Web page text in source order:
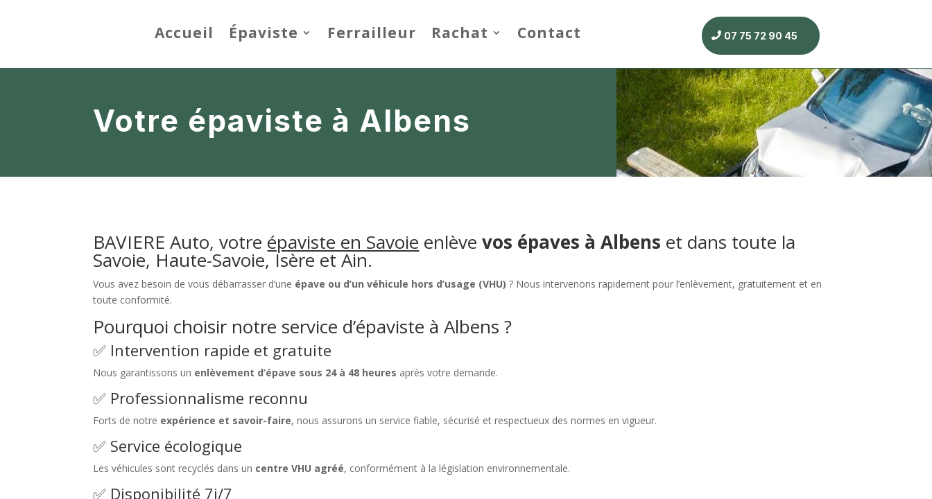
Accueil Épaviste Ferrailleur Rachat Contact 07 75 72 90 45
Votre épaviste à Albens
BAVIERE Auto, votre épaviste en Savoie enlèvevos épaves à Albens et dans toute la
Savoie, Haute-Savoie, Isère et Ain.
Vous avez besoin de vous débarrasser d’une épave ou d’un véhicule hors d’usage (VHU) ? Nous intervenons rapidement pour l’enlèvement, gratuitement et en
toute conformité.
Pourquoi choisir notre service d’épaviste à Albens ?
✅ Intervention rapide et gratuite
Nous garantissons un enlèvement d’épave sous 24 à 48 heures après votre demande.
✅ Professionnalisme reconnu
Forts de notre expérience et savoir-faire, nous assurons un service fiable, sécurisé et respectueux des normes en vigueur.
✅ Service écologique
Les véhicules sont recyclés dans un centre VHU agréé, conformément à la législation environnementale.
✅ Disponibilité 7j/7